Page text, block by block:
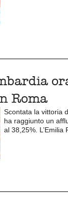
Roma
Scontata la vittoria
ha raggiunto un
al 38,25%.